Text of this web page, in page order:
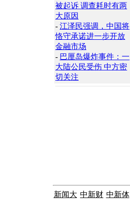
被起诉 调查耗时有两
大原因
- 江泽民强调，中国将
恪守承诺进一步开放
金融市场
- 巴厘岛爆炸事件：一
大陆公民受伤 中方密
切关注
新闻大 中新财 中新体